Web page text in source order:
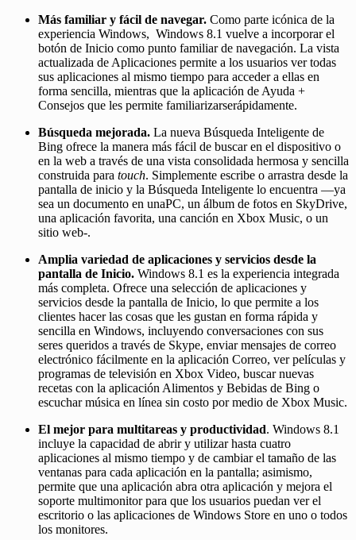
Más familiar y fácil de navegar. Como parte icónica de la
experiencia Windows, Windows 8.1 vuelve a incorporar el
botón de Inicio como punto familiar de navegación. La vista
actualizada de Aplicaciones permite a los usuarios ver todas
sus aplicaciones al mismo tiempo para acceder a ellas en
forma sencilla, mientras que la aplicación de Ayuda +
Consejos que les permite familiarizarserápidamente.
Búsqueda mejorada. La nueva Búsqueda Inteligente de
Bing ofrece la manera más fácil de buscar en el dispositivo o
en la web a través de una vista consolidada hermosa y sencilla
construida para touch. Simplemente escribe o arrastra desde la
pantalla de inicio y la Búsqueda Inteligente lo encuentra —ya
sea un documento en unaPC, un álbum de fotos en SkyDrive,
una aplicación favorita, una canción en Xbox Music, o un
sitio web-.
Amplia variedad de aplicaciones y servicios desde la
pantalla de Inicio. Windows 8.1 es la experiencia integrada
más completa. Ofrece una selección de aplicaciones y
servicios desde la pantalla de Inicio, lo que permite a los
clientes hacer las cosas que les gustan en forma rápida y
sencilla en Windows, incluyendo conversaciones con sus
seres queridos a través de Skype, enviar mensajes de correo
electrónico fácilmente en la aplicación Correo, ver películas y
programas de televisión en Xbox Video, buscar nuevas
recetas con la aplicación Alimentos y Bebidas de Bing o
escuchar música en línea sin costo por medio de Xbox Music.
El mejor para multitareas y productividad. Windows 8.1
incluye la capacidad de abrir y utilizar hasta cuatro
aplicaciones al mismo tiempo y de cambiar el tamaño de las
ventanas para cada aplicación en la pantalla; asimismo,
permite que una aplicación abra otra aplicación y mejora el
soporte multimonitor para que los usuarios puedan ver el
escritorio o las aplicaciones de Windows Store en uno o todos
los monitores.